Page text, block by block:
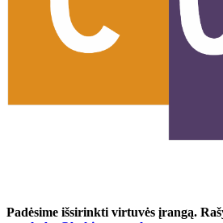
Padėsime išsirinkti virtuvės įrangą.